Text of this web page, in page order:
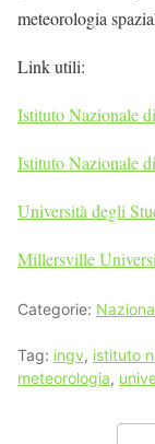
meteorologia
Link utili:
Istituto Nazionale
Istituto Nazionale
Università degli
Millersville
Categorie:
Tag: ingv, istituto
meteorologia,